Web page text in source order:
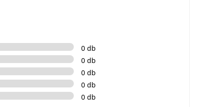
0 db
0 db
0 db
0 db
0 db